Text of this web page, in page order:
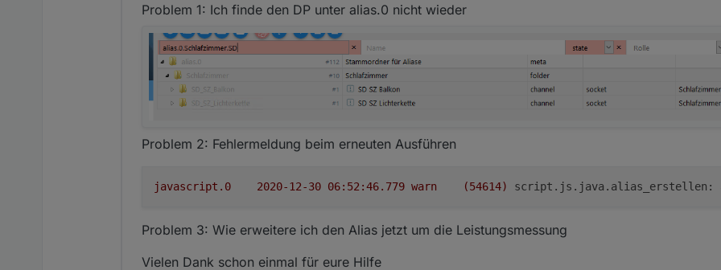
Problem 1: Ich finde den DP unter alias.0 nicht wieder
Problem 2: Fehlermeldung beim erneuten Ausführen
javascript.0 warn (54614) script.js.java.alias_erstellen:
Problem 3: Wie erweitere ich den Alias jetzt um die Leistungsmessung
Vielen Dank schon einmal für eure Hilfe